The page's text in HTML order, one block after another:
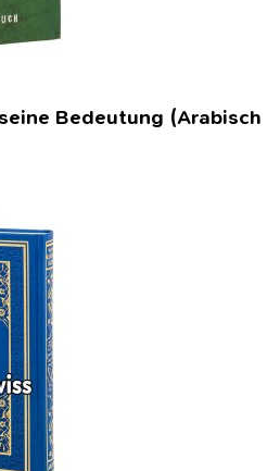
Bedeutung (Arabisch